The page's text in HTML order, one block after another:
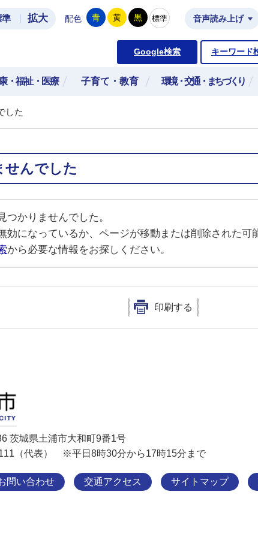
土浦市公式ホームページ
準 拡大 配色 青 黄 黒 標準 音声読み上げ
Google検索 キーワード
・福祉・医療 子育て・教育 環境・交通・まちづくり
した
せんでした
かりませんでした。
になっているか、ページが移動または削除された可
から必要な情報をお探しください。
印刷する
茨城県土浦市大和町9番1号
（代表） ※平日8時30分から17時15分まで
問い合わせ 交通アクセス サイトマップ